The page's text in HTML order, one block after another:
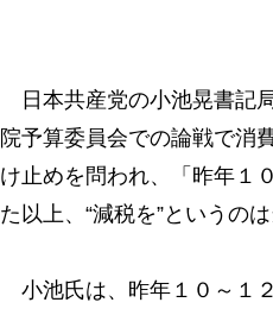
日本共産党の小池晃書記
院予算委員会での論戦で消
け止めを問われ、「昨年１
た以上、“減税を”というの
小池氏は、昨年１０～１